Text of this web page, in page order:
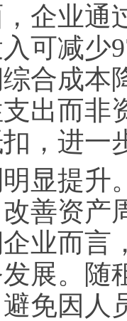
企业通
可减少
合成本
出而非
，进一
显提升
善资产
业而言
展。随
免因人